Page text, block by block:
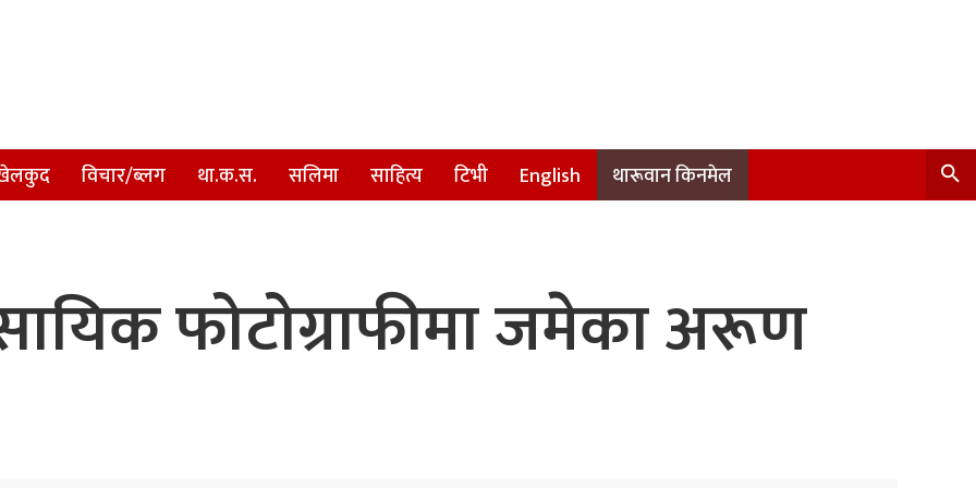
विचार/ब्लग था.क.स. सलिमा साहित्य टिभी English थारूवान किनमेल
फोटोग्राफीमा जमेका अरूण